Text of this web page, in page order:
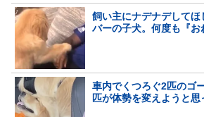
飼い主にナデナデしてほ
バーの子犬。何度も『お
車内でくつろぐ2匹のゴ
匹が体勢を変えようと